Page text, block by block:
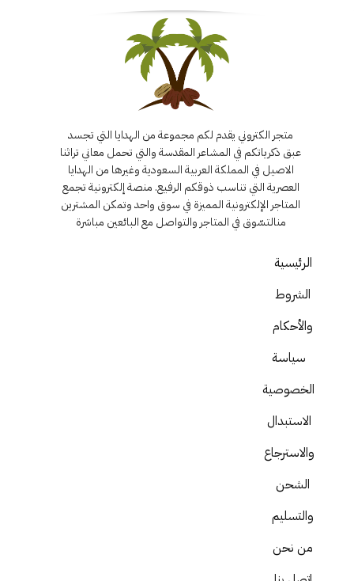
متجر الكتروني يقدم لكم مجموعة من الهدايا التي تجسد
عبق ذكرياتكم في المشاعر المقدسة والتي تحمل معاني تراثنا
الاصيل في المملكة العربية السعودية وغيرها من الهدايا
العصرية التي تناسب ذوقكم الرفيع. منصة إلكترونية تجمع
المتاجر الإلكترونية المميزة في سوق واحد وتمكن المشترين
منالتسّوق في المتاجر والتواصل مع البائعين مباشرة
الرئيسية
الشروط
والأحكام
سياسة
الخصوصية
الاستبدال
والاسترجاع
الشحن
والتسليم
من نحن